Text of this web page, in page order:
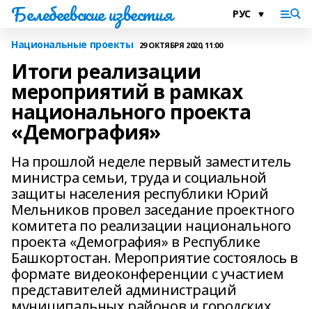
Белебеевские известия
Национальные проекты 29 ОКТЯБРЯ 2020, 11:00
Итоги реализации
мероприятий в рамках
национального проекта
«Демография»
На прошлой неделе первый заместитель
министра семьи, труда и социальной
защиты населения республики Юрий
Мельников провел заседание проектного
комитета по реализации национального
проекта «Демография» в Республике
Башкортостан. Мероприятие состоялось в
формате видеоконференции с участием
представителей администраций